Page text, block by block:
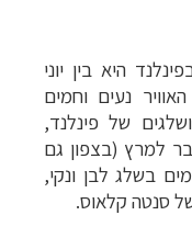
היא בין יוני
נעים וחמים
של פינלנד,
למרץ (בצפון גם
בשלג לבן ונקי,
סנטה קלאוס.